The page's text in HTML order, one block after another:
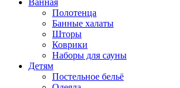
Ванная
Полотенца
Банные халаты
Шторы
Коврики
Наборы для сауны
Детям
Постельное бельё